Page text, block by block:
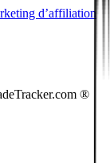
d’affiliation
®